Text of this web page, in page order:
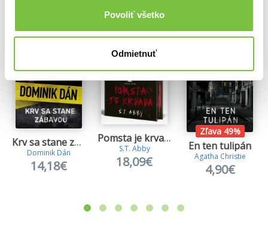
Povoliť všetko
Odmietnuť
Krv sa stane zábavou
Dominik Dán
14,18€
Pomsta je krvavá (Kniha prvá)
S.T. Abby
18,09€
Zľava 49%
En ten tulipán
Agatha Christie
4,90€